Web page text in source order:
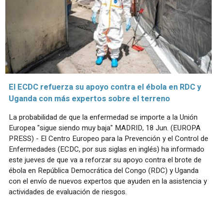
El ECDC refuerza su apoyo contra el ébola en RDC y
Uganda con más expertos sobre el terreno
La probabilidad de que la enfermedad se importe a la Unión
Europea "sigue siendo muy baja" MADRID, 18 Jun. (EUROPA
PRESS) - El Centro Europeo para la Prevención y el Control de
Enfermedades (ECDC, por sus siglas en inglés) ha informado
este jueves de que va a reforzar su apoyo contra el brote de
ébola en República Democrática del Congo (RDC) y Uganda
con el envío de nuevos expertos que ayuden en la asistencia y
actividades de evaluación de riesgos.